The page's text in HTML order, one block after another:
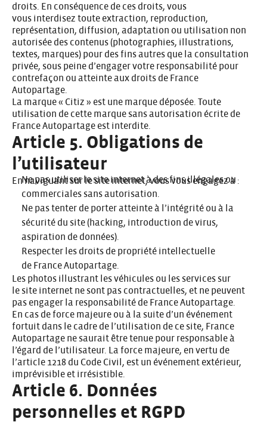
droits. En conséquence de ces droits, vous
vous interdisez toute extraction, reproduction,
représentation, diffusion, adaptation ou utilisation non
autorisée des contenus (photographies, illustrations,
textes, marques) pour des fins autres que la consultation
privée, sous peine d’engager votre responsabilité pour
contrefaçon ou atteinte aux droits de France
Autopartage.
La marque « Citiz » est une marque déposée. Toute
utilisation de cette marque sans autorisation écrite de
France Autopartage est interdite.
Article 5. Obligations de
l’utilisateur
En naviguant sur le site internet, vous vous engagez à :
Ne pas utiliser le site internet à des fins illégales ou
commerciales sans autorisation.
Ne pas tenter de porter atteinte à l’intégrité ou à la
sécurité du site (hacking, introduction de virus,
aspiration de données).
Respecter les droits de propriété intellectuelle
de France Autopartage.
Les photos illustrant les véhicules ou les services sur
le site internet ne sont pas contractuelles, et ne peuvent
pas engager la responsabilité de France Autopartage.
En cas de force majeure ou à la suite d’un événement
fortuit dans le cadre de l’utilisation de ce site, France
Autopartage ne saurait être tenue pour responsable à
l’égard de l’utilisateur. La force majeure, en vertu de
l’article 1218 du Code Civil, est un événement extérieur,
imprévisible et irrésistible.
Article 6. Données
personnelles et RGPD